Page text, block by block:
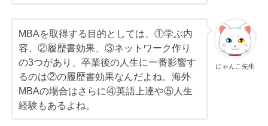
にゃんこ先生
MBAを取得する目的としては、①学ぶ内
容、②履歴書効果、③ネットワーク作り
の3つがあり、卒業後の人生に一番影響す
るのは②の履歴書効果なんだよね。海外
MBAの場合はさらに④英語上達や⑤人生
経験もあるよね。